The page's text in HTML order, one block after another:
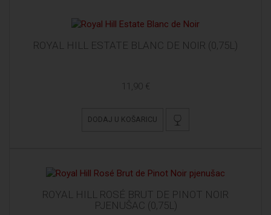
ROYAL HILL ESTATE BLANC DE NOIR (0,75L)
11,90 €
DODAJ U KOŠARICU
ROYAL HILL ROSÉ BRUT DE PINOT NOIR
PJENUŠAC (0,75L)